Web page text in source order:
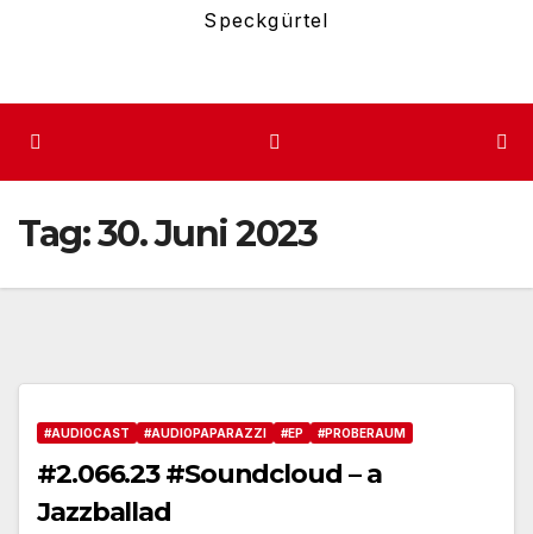
Speckgürtel
Tag:30. Juni 2023
#AUDIOCAST #AUDIOPAPARAZZI #EP #PROBERAUM
#2.066.23 #Soundcloud – a
Jazzballad